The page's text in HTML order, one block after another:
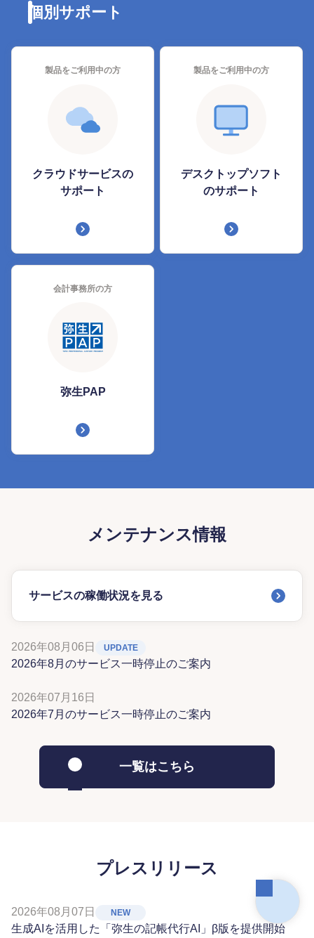
個別サポート
製品をご利用中の方
クラウドサービスの
サポート
製品をご利用中の方
デスクトップソフト
のサポート
会計事務所の方
弥生PAP
メンテナンス情報
サービスの稼働状況を見る
2026年08月06日 UPDATE
2026年8月のサービス一時停止のご案内
2026年07月16日
2026年7月のサービス一時停止のご案内
一覧はこちら
プレスリリース
2026年08月07日 NEW
生成AIを活用した「弥生の記帳代行AI」β版を提供開始